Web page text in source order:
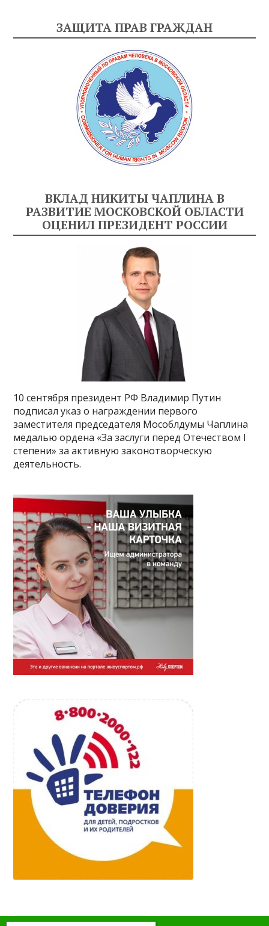
ЗАЩИТА ПРАВ ГРАЖДАН
ВКЛАД НИКИТЫ ЧАПЛИНА В
РАЗВИТИЕ МОСКОВСКОЙ ОБЛАСТИ
ОЦЕНИЛ ПРЕЗИДЕНТ РОССИИ
10 сентября президент РФ Владимир Путин
подписал указ о награждении первого
заместителя председателя Мособлдумы Чаплина
медалью ордена «За заслуги перед Отечеством I
степени» за активную законотворческую
деятельность.